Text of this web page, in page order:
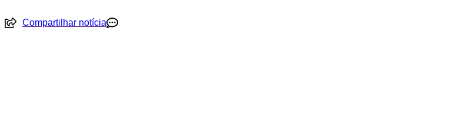
Compartilhar notícia